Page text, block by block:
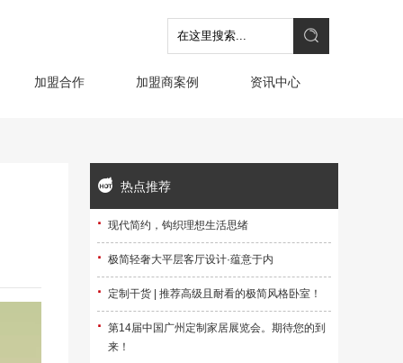
加盟合作 加盟商案例 资讯中心
热点推荐
· 现代简约，钩织理想生活思绪
· 极简轻奢大平层客厅设计·蕴意于内
· 定制干货 | 推荐高级且耐看的极简风格卧室！
· 第14届中国广州定制家居展览会。期待您的到
来！